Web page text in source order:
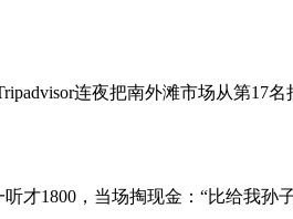
连夜把南外滩市场从第17
才1800，当场掏现金：“比给我孙